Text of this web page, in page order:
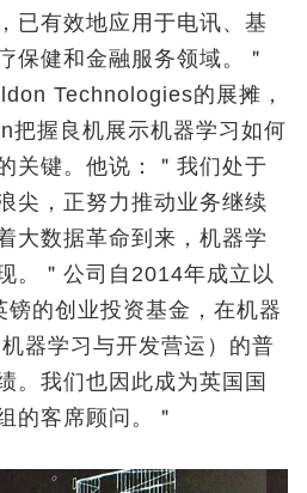
已有效地应用于电讯、基
保健和金融服务领域。＂
Technologies的展摊，
把握良机展示机器学习如何
关键。他说：＂我们处于
尖，正努力推动业务继续
大数据革命到来，机器学
。＂公司自2014年成立以
的创业投资基金，在机器
器学习与开发营运）的普
。我们也因此成为英国国
的客席顾问。＂